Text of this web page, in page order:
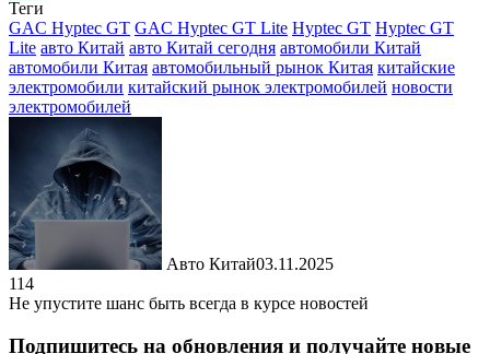
Отправить
Теги
GAC Hyptec GT GAC Hyptec GT Lite Hyptec GT Hyptec GT
Lite авто Китай авто Китай сегодня автомобили Китай
автомобили Китая автомобильный рынок Китая китайские
электромобили китайский рынок электромобилей новости
электромобилей
Авто Китай03.11.2025
114
Не упустите шанс быть всегда в курсе новостей
Подпишитесь на обновления и получайте новые